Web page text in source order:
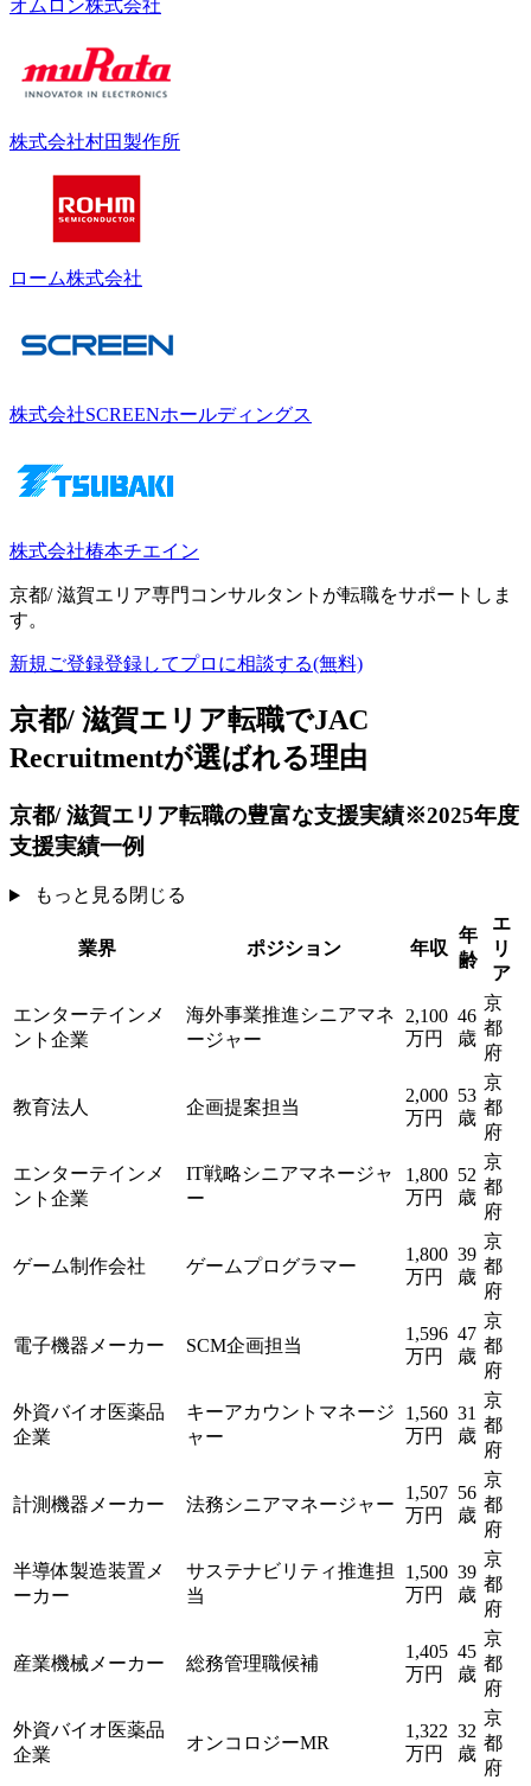
オムロン株式会社
株式会社村田製作所
ローム株式会社
株式会社SCREENホールディングス
株式会社椿本チエイン
京都/ 滋賀エリア専門コンサルタントが転職をサポートしま
す。
新規ご登録登録してプロに相談する(無料)
京都/ 滋賀エリア転職でJAC
Recruitmentが選ばれる理由
京都/ 滋賀エリア転職の豊富な支援実績※2025年度
支援実績一例
もっと見る 閉じる
業界 ポジション 年収
年
齢
エ
リ
ア
エンターテインメ
ント企業
海外事業推進シニアマネ
ージャー
2,100
万円
46
歳
京
都
府
教育法人 企画提案担当
2,000
万円
53
歳
京
都
府
エンターテインメ
ント企業
IT戦略シニアマネージャ
ー
1,800
万円
52
歳
京
都
府
ゲーム制作会社 ゲームプログラマー
1,800
万円
39
歳
京
都
府
電子機器メーカー SCM企画担当
1,596
万円
47
歳
京
都
府
外資バイオ医薬品
企業
キーアカウントマネージ
ャー
1,560
万円
31
歳
京
都
府
計測機器メーカー 法務シニアマネージャー
1,507
万円
56
歳
京
都
府
半導体製造装置メ
ーカー
サステナビリティ推進担
当
1,500
万円
39
歳
京
都
府
産業機械メーカー 総務管理職候補
1,405
万円
45
歳
京
都
府
外資バイオ医薬品
企業
オンコロジーMR
1,322
万円
32
歳
京
都
府